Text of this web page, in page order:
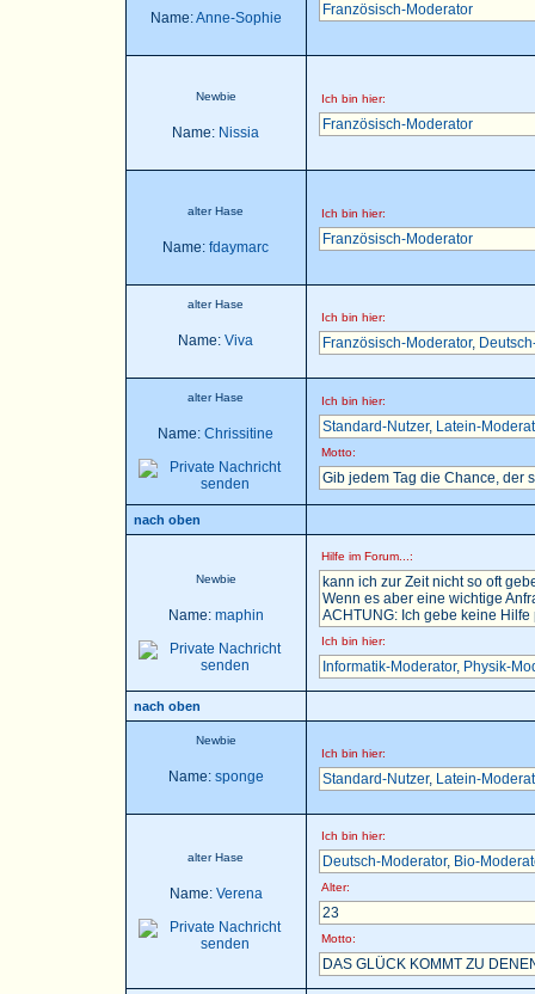
Name:Anne-Sophie Französisch-Moderator
Newbie
Name: Nissia
Ich bin hier:
Französisch-Moderator
alter Hase
Name: fdaymarc
Ich bin hier:
Französisch-Moderator
alter Hase
Name: Viva
Ich bin hier:
Französisch-Moderator,
alter Hase
Name: Chrissitine
Ich bin hier:
Standard-Nutzer, Latein-
Motto:
Gib jedem Tag die Chance, der
nach oben
Newbie
Name: maphin
Hilfe im Forum...:
kann ich zur Zeit nicht so oft
Wenn es aber eine wichtige
ACHTUNG: Ich gebe keine
Ich bin hier:
Informatik-Moderator, Physik-
nach oben
Newbie
Name: sponge
Ich bin hier:
Standard-Nutzer, Latein-
alter Hase
Name: Verena
Ich bin hier:
Deutsch-Moderator, Bio-
Alter:
23
Motto:
DAS GLÜCK KOMMT ZU